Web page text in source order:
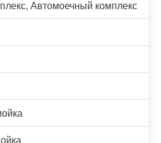
Автомоечный комплекс